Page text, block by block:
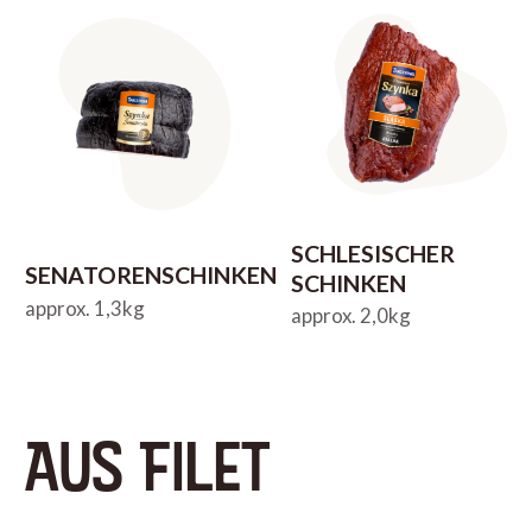
SENATORENSCHINKEN
approx. 1,3kg
SCHLESISCHER
SCHINKEN
approx. 2,0kg
AUS FILET